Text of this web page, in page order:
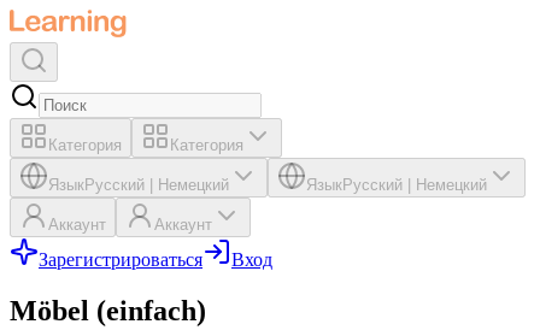
Категория Категория
ЯзыкРусский Немецкий ЯзыкРусский Немецкий
Аккаунт Аккаунт
Зарегистрироваться Вход
Möbel (einfach)